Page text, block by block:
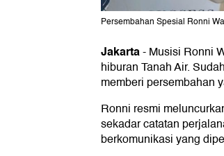
Persembahan Spesial Ronni
Jakarta-Musisi Ronni
hiburan Tanah Air.
memberi persembahan
Ronni resmi
sekadar catatan
berkomunikasi yang